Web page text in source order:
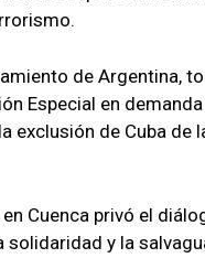
de Argentina,
Especial en
exclusión de Cuba de
Cuenca privó el
y la